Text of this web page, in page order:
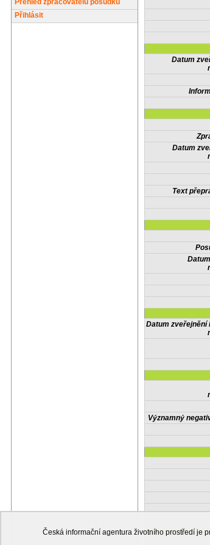
Přehled zpracovatelů posudků
Přihlásit
Datum
Datum
Text
Datum zveřejnění
Významný
Česká informační agentura životního prostředí je